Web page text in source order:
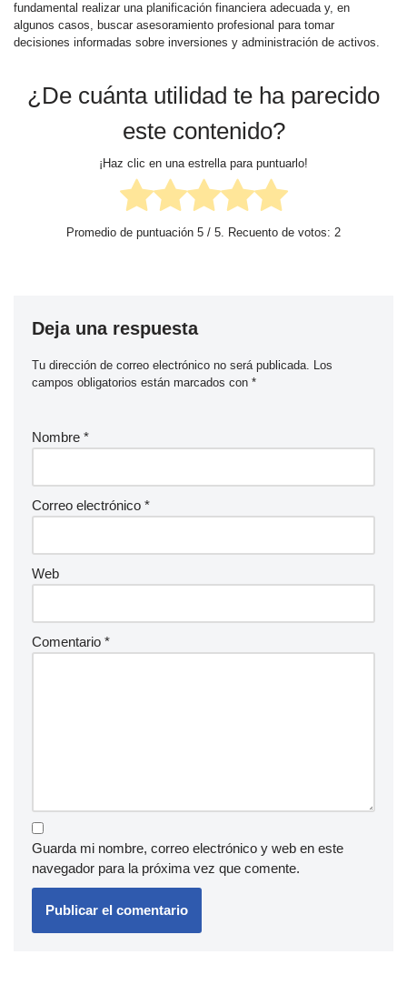
fundamental realizar una planificación financiera adecuada y, en
algunos casos, buscar asesoramiento profesional para tomar
decisiones informadas sobre inversiones y administración de activos.
¿De cuánta utilidad te ha parecido
este contenido?
¡Haz clic en una estrella para puntuarlo!
Promedio de puntuación 5 / 5. Recuento de votos: 2
Deja una respuesta
Tu dirección de correo electrónico no será publicada. Los
campos obligatorios están marcados con *
Nombre *
Correo electrónico *
Web
Comentario *
Guarda mi nombre, correo electrónico y web en este
navegador para la próxima vez que comente.